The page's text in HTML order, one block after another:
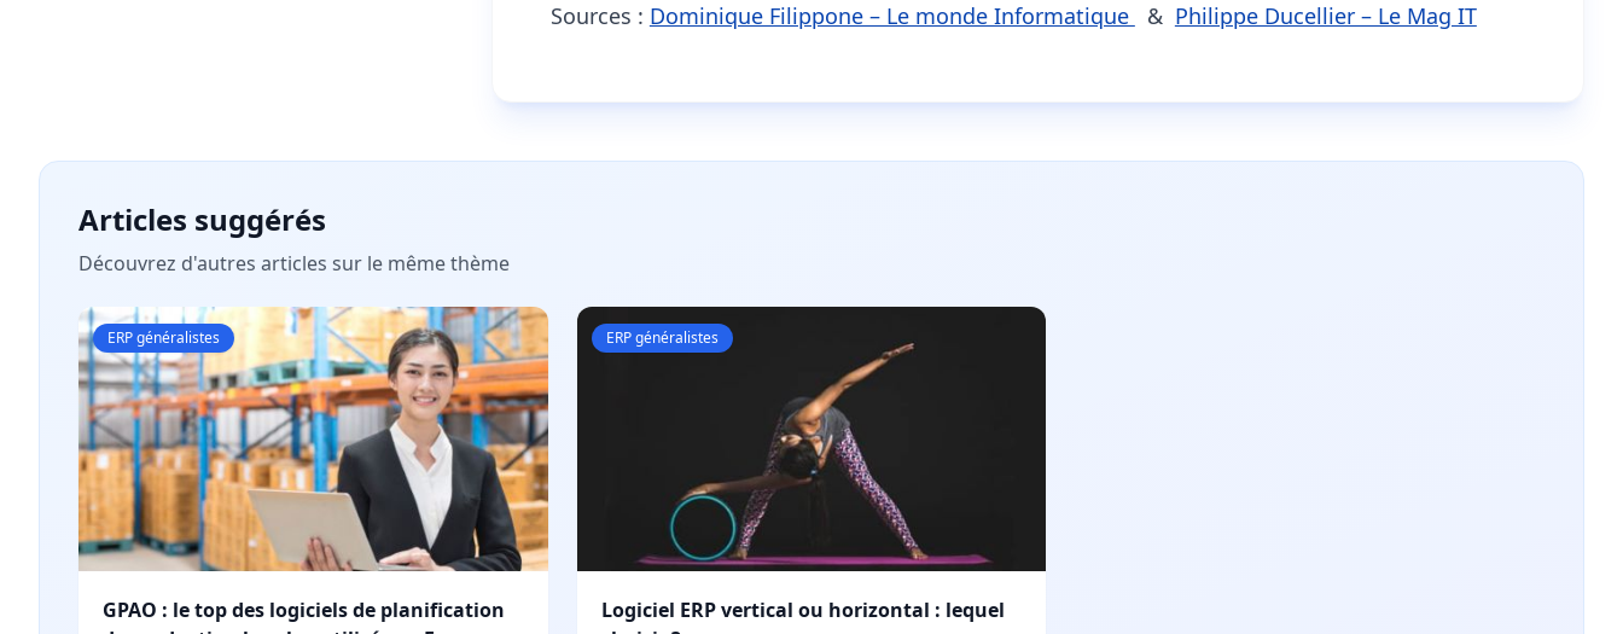
Sources : Dominique Filippone – Le monde Informatique & Philippe Ducellier – Le Mag IT
Articles suggérés
Découvrez d'autres articles sur le même thème
ERP généralistes
GPAO : le top des logiciels de planification
ERP généralistes
Logiciel ERP vertical ou horizontal : lequel